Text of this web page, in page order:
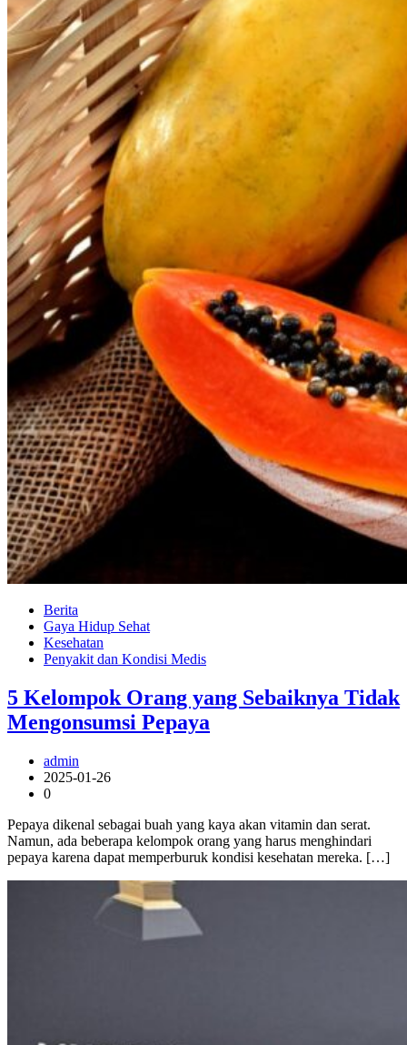
Berita
Gaya Hidup Sehat
Kesehatan
Penyakit dan Kondisi Medis
5 Kelompok Orang yang Sebaiknya Tidak
Mengonsumsi Pepaya
admin
2025-01-26
0
Pepaya dikenal sebagai buah yang kaya akan vitamin dan serat.
Namun, ada beberapa kelompok orang yang harus menghindari
pepaya karena dapat memperburuk kondisi kesehatan mereka. […]